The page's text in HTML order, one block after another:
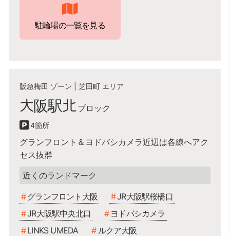
駐輪場の一覧を見る
阪急梅田 ゾーン 芝田町 エリア
大阪駅北
4
グランフロント＆ヨドバシカメラ近辺は各線へアク
セス抜群
グランフロント大阪,JR大阪駅桜橋口,JR大阪駅中央北
グランフロント大阪
JR大阪駅桜橋口
JR大阪駅中央北口
ヨドバシカメラ
LINKS UMEDA
ルクア大阪